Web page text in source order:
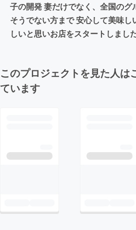
子の開発 妻だけでなく、全国のグ
そうでない方まで 安心して美味
しいと思いお店をスタートしました
このプロジェクトを見た人は
ています